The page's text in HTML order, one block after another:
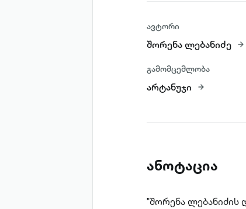
ავტორი
შორენა ლებანიძე
გამომცემლობა
არტანუჯი
ანოტაცია
"შორენა ლებანიძის